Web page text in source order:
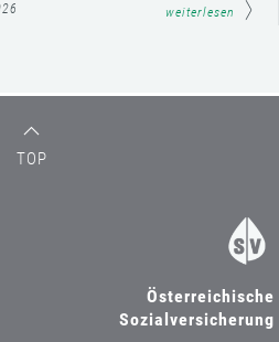
weiterlesen
TOP
Österreichische
Sozialversicherung